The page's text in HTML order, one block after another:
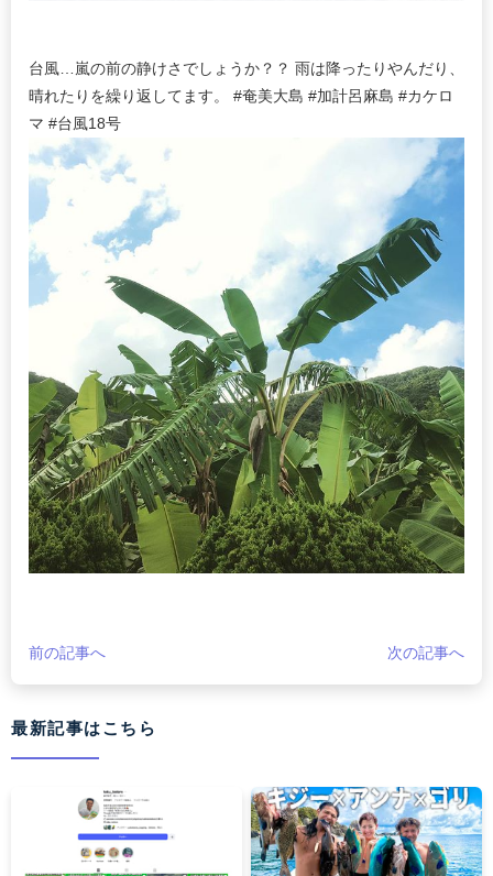
台風…嵐の前の静けさでしょうか？？ 雨は降ったりやんだり、
晴れたりを繰り返してます。 #奄美大島 #加計呂麻島 #カケロ
マ #台風18号
前の記事へ 次の記事へ
最新記事はこちら